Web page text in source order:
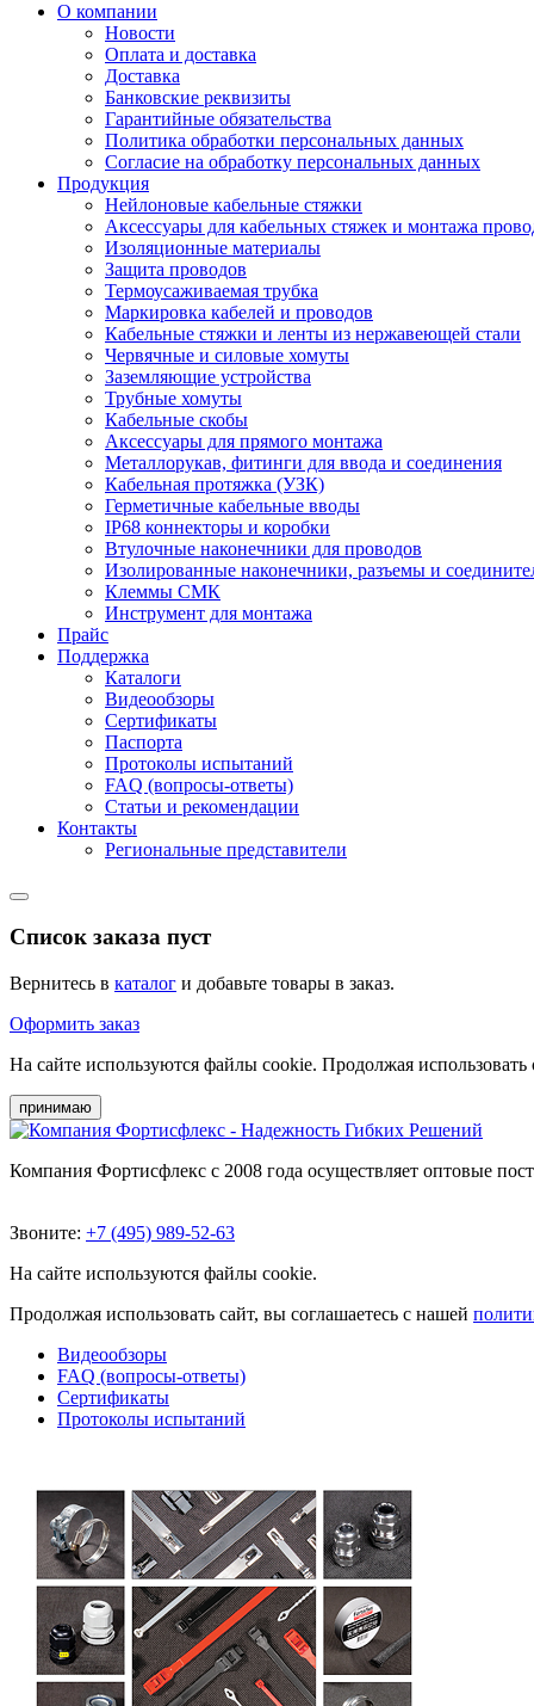
О компании
Новости
Оплата и доставка
Доставка
Банковские реквизиты
Гарантийные обязательства
Политика обработки персональных данных
Согласие на обработку персональных данных
Продукция
Нейлоновые кабельные стяжки
Аксессуары для кабельных стяжек и монтажа
Изоляционные материалы
Защита проводов
Термоусаживаемая трубка
Маркировка кабелей и проводов
Кабельные стяжки и ленты из нержавеющей стали
Червячные и силовые хомуты
Заземляющие устройства
Трубные хомуты
Кабельные скобы
Аксессуары для прямого монтажа
Металлорукав, фитинги для ввода и соединения
Кабельная протяжка (УЗК)
Герметичные кабельные вводы
IP68 коннекторы и коробки
Втулочные наконечники для проводов
Изолированные наконечники, разъемы и
Клеммы СМК
Инструмент для монтажа
Прайс
Поддержка
Каталоги
Видеообзоры
Сертификаты
Паспорта
Протоколы испытаний
FAQ (вопросы-ответы)
Статьи и рекомендации
Контакты
Региональные представители
Список заказа пуст
Вернитесь в каталог и добавьте товары в заказ.
Оформить заказ
На сайте используются файлы cookie. Продолжая использовать
принимаю
Компания Фортисфлекс с 2008 года осуществляет оптовые
Звоните: +7 (495) 989-52-63
На сайте используются файлы cookie.
Продолжая использовать сайт, вы соглашаетесь с нашей
Видеообзоры
FAQ (вопросы-ответы)
Сертификаты
Протоколы испытаний